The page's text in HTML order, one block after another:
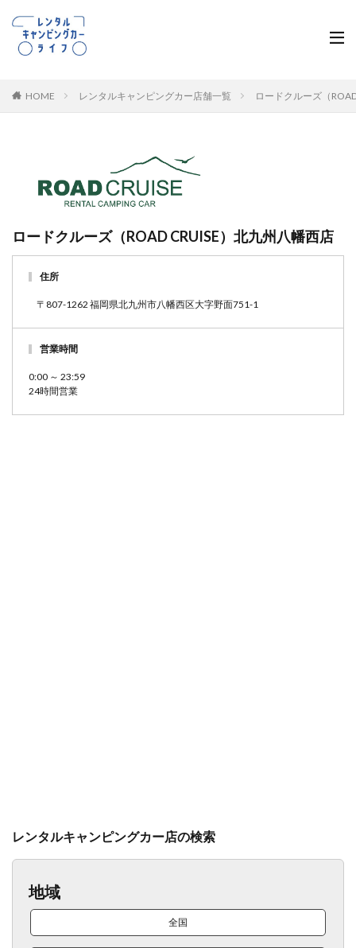
HOME レンタルキャンピングカー店舗一覧 ロードクルーズ（
ロードクルーズ（ROAD CRUISE）北九州八幡西店
住所
〒807-1262 福岡県北九州市八幡西区大字野面751-1
営業時間
0:00 ～ 23:59
24時間営業
レンタルキャンピングカー店の検索
地域
全国